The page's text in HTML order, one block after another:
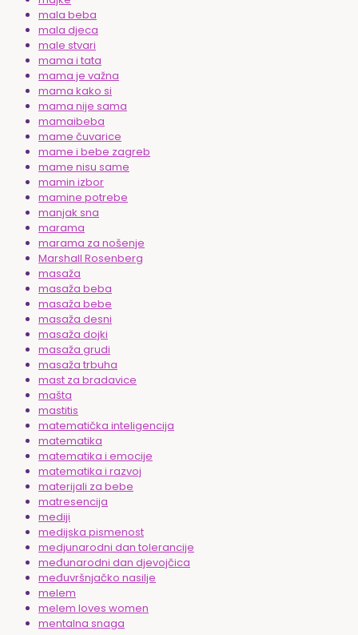
mala beba
mala djeca
male stvari
mama i tata
mama je važna
mama kako si
mama nije sama
mamaibeba
mame čuvarice
mame i bebe zagreb
mame nisu same
mamin izbor
mamine potrebe
manjak sna
marama
marama za nošenje
Marshall Rosenberg
masaža
masaža beba
masaža bebe
masaža desni
masaža dojki
masaža grudi
masaža trbuha
mast za bradavice
mašta
mastitis
matematička inteligencija
matematika
matematika i emocije
matematika i razvoj
materijali za bebe
matresencija
mediji
medijska pismenost
medjunarodni dan tolerancije
međunarodni dan djevojčica
međuvršnjačko nasilje
melem
melem loves women
mentalna snaga